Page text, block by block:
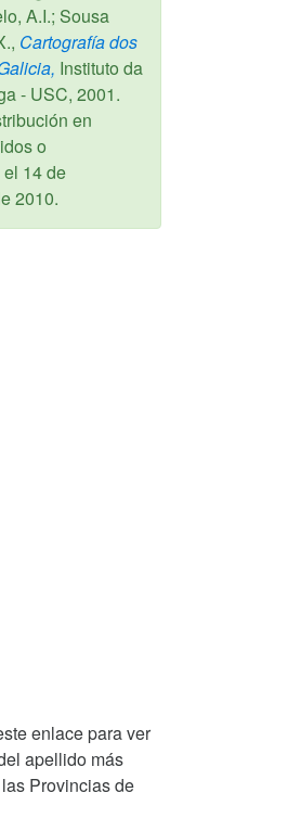
A.I.; Sousa
Cartografía dos
Instituto da
- USC, 2001.
en
o
14 de
2010.
enlace para ver
apellido más
Provincias de